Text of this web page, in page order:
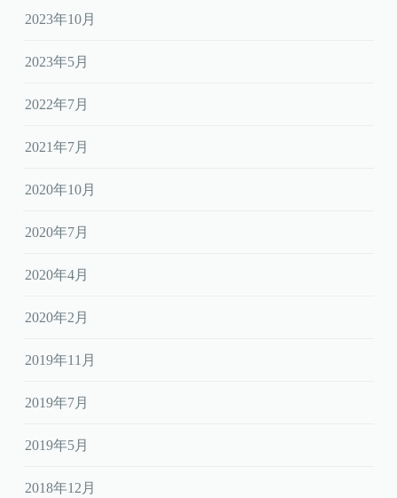
2023年10月
2023年5月
2022年7月
2021年7月
2020年10月
2020年7月
2020年4月
2020年2月
2019年11月
2019年7月
2019年5月
2018年12月